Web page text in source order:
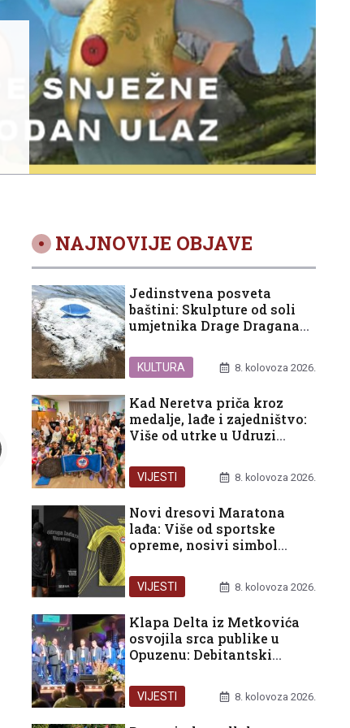
NAJNOVIJE OBJAVE
Jedinstvena posveta
baštini: Skulpture od soli
umjetnika Drage Dragana
KULTURA 8. kolovoza 2026.
Kad Neretva priča kroz
medalje, lađe i zajedništvo:
Više od utrke u Udruzi
VIJESTI 8. kolovoza 2026.
Novi dresovi Maratona
lađa: Više od sportske
opreme, nosivi simbol
VIJESTI 8. kolovoza 2026.
Klapa Delta iz Metkovića
osvojila srca publike u
Opuzenu: Debitantski
nagradom
VIJESTI 8. kolovoza 2026.